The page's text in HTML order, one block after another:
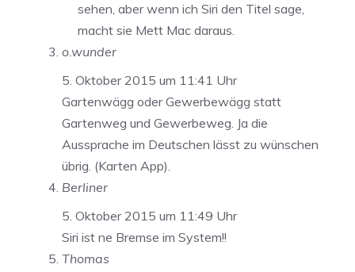
sehen, aber wenn ich Siri den Titel sage,
macht sie Mett Mac daraus.
o.wunder
5. Oktober 2015 um 11:41 Uhr
Gartenwägg oder Gewerbewägg statt
Gartenweg und Gewerbeweg. Ja die
Aussprache im Deutschen lässt zu wünschen
übrig. (Karten App).
Berliner
5. Oktober 2015 um 11:49 Uhr
Siri ist ne Bremse im System!!
Thomas